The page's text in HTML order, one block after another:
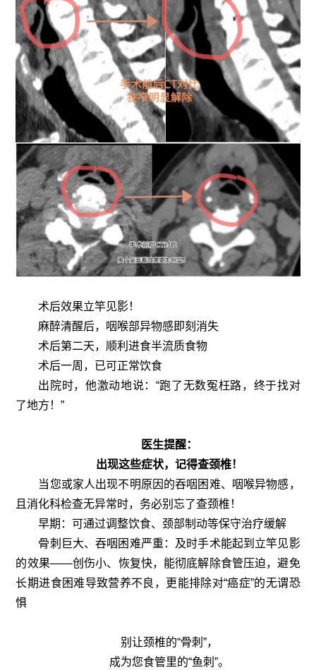
术后效果立竿见影！
麻醉清醒后，咽喉部异物感即刻消失
术后第二天，顺利进食半流质食物
术后一周，已可正常饮食
出院时，他激动地说：“跑了无数冤枉路，终于找对
了地方！”
医生提醒：
出现这些症状，记得查颈椎！
当您或家人出现不明原因的吞咽困难、咽喉异物感，
且消化科检查无异常时，务必别忘了查颈椎！
早期：可通过调整饮食、颈部制动等保守治疗缓解
骨刺巨大、吞咽困难严重：及时手术能起到立竿见影
的效果——创伤小、恢复快，能彻底解除食管压迫，避免
长期进食困难导致营养不良，更能排除对“癌症”的无谓恐
惧
别让颈椎的“骨刺”，
成为您食管里的“鱼刺”。